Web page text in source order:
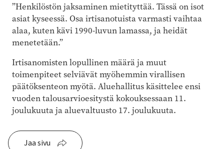
”Henkilöstön jaksaminen mietityttää. Tässä on isot
asiat kyseessä. Osa irtisanotuista varmasti vaihtaa
alaa, kuten kävi 1990-luvun lamassa, ja heidät
menetetään.”
Irtisanomisten lopullinen määrä ja muut
toimenpiteet selviävät myöhemmin virallisen
päätöksenteon myötä. Aluehallitus käsittelee ensi
vuoden talousarvioesitystä kokouksessaan 11.
joulukuuta ja aluevaltuusto 17. joulukuuta.
Jaa sivu